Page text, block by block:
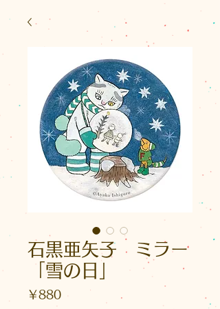
石黒亜矢子 ミラー
「雪の日」
￥880価